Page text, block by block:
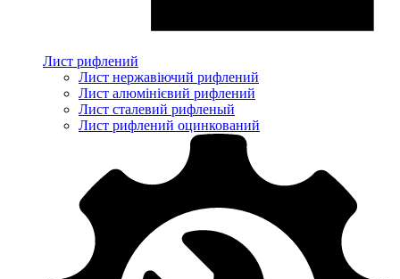
Лист рифлений
Лист нержавіючий рифлений
Лист алюмінієвий рифлений
Лист сталевий рифленый
Лист рифлений оцинкований